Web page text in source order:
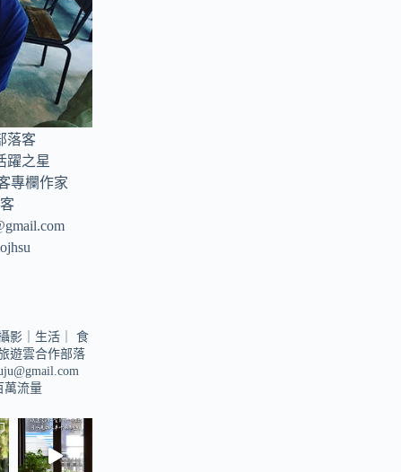
落客
躍之星
專欄作家
影｜生活｜
食
遊雲合作部落
萬流量